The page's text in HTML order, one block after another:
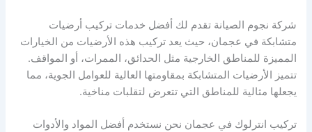
شركة نجوم الصيانة تقدم لك أفضل خدمات تركيب أرضيات
متشابكة في عجمان، حيث يعد تركيب هذه الأرضيات من الخيارات
المميزة للمناطق الخارجية مثل الحدائق، الممرات، أو المواقف.
تتميز الأرضيات المتشابكة بمقاومتها العالية للعوامل الجوية، مما
يجعلها مثالية للمناطق التي تتعرض لتقلبات مناخية.
تركيب انترلوك في عجمان نحن نستخدم أفضل المواد والأدوات